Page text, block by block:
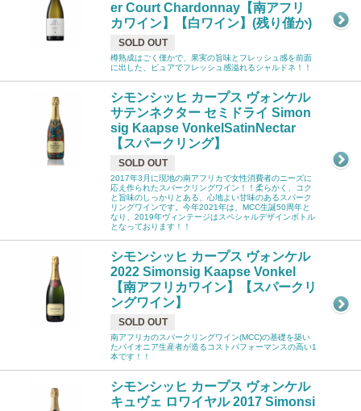
er Court Chardonnay【南アフリ
カワイン】【白ワイン】(残り僅か)
SOLD OUT
樽熟成はごく僅かで、果実の旨味とフレッシュ感を前面
に出した、ピュアでフレッシュ感溢れるシャルドネ！！
シモンシッヒ カープス ヴォンケル
サテンネクター セミドライ Simon
sig Kaapse VonkelSatinNectar
【スパークリング】
SOLD OUT
2017年3月に現地の南アフリカで女性消費者のニーズに
応え作られたスパークリングワイン！！柔らかく、コク
と旨味のしっかりとある、心地よい甘味のあるスパーク
リングワインです。今年2021年は、MCC生誕50周年と
なり、2019年ヴィンテージはスペシャルデザインボトル
となっております！！
シモンシッヒ カープス ヴォンケル
2022 Simonsig Kaapse Vonkel
【南アフリカワイン】【スパークリ
ングワイン】
SOLD OUT
南アフリカのスパークリングワイン(MCC)の基礎を築い
たパイオニア生産者が造るコストパフォーマンスの高い1
本です！！
シモンシッヒ カープス ヴォンケル
キュヴェ ロワイヤル 2017 Simonsi